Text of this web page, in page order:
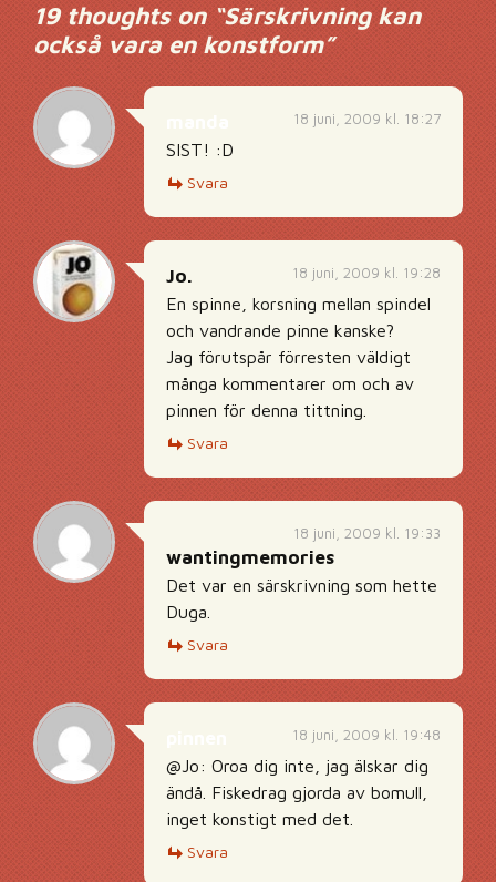
19 thoughts on “Särskrivning kan
också vara en konstform”
18 juni, 2009 kl. 18:27
SIST! :D
Svara
18 juni, 2009 kl. 19:28
Jo.
En spinne, korsning mellan spindel
och vandrande pinne kanske?
Jag förutspår förresten väldigt
många kommentarer om och av
pinnen för denna tittning.
Svara
18 juni, 2009 kl. 19:33
wantingmemories
Det var en särskrivning som hette
Duga.
Svara
18 juni, 2009 kl. 19:48
@Jo: Oroa dig inte, jag älskar dig
ändå. Fiskedrag gjorda av bomull,
inget konstigt med det.
Svara